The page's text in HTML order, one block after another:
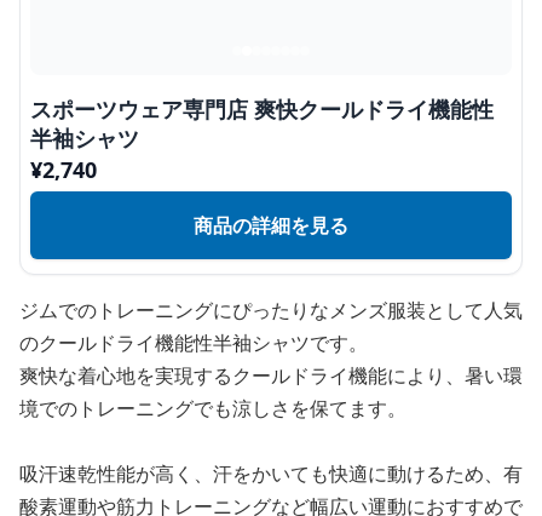
スポーツウェア専門店 爽快クールドライ機能性
半袖シャツ
¥2,740
商品の詳細を見る
ジムでのトレーニングにぴったりなメンズ服装として人気
のクールドライ機能性半袖シャツです。
爽快な着心地を実現するクールドライ機能により、暑い環
境でのトレーニングでも涼しさを保てます。
吸汗速乾性能が高く、汗をかいても快適に動けるため、有
酸素運動や筋力トレーニングなど幅広い運動におすすめで